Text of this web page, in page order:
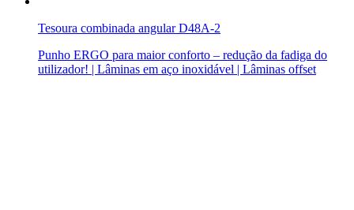
Tesoura combinada angular D48A-2
Punho ERGO para maior conforto – redução da fadiga do
utilizador! | Lâminas em aço inoxidável | Lâminas offset